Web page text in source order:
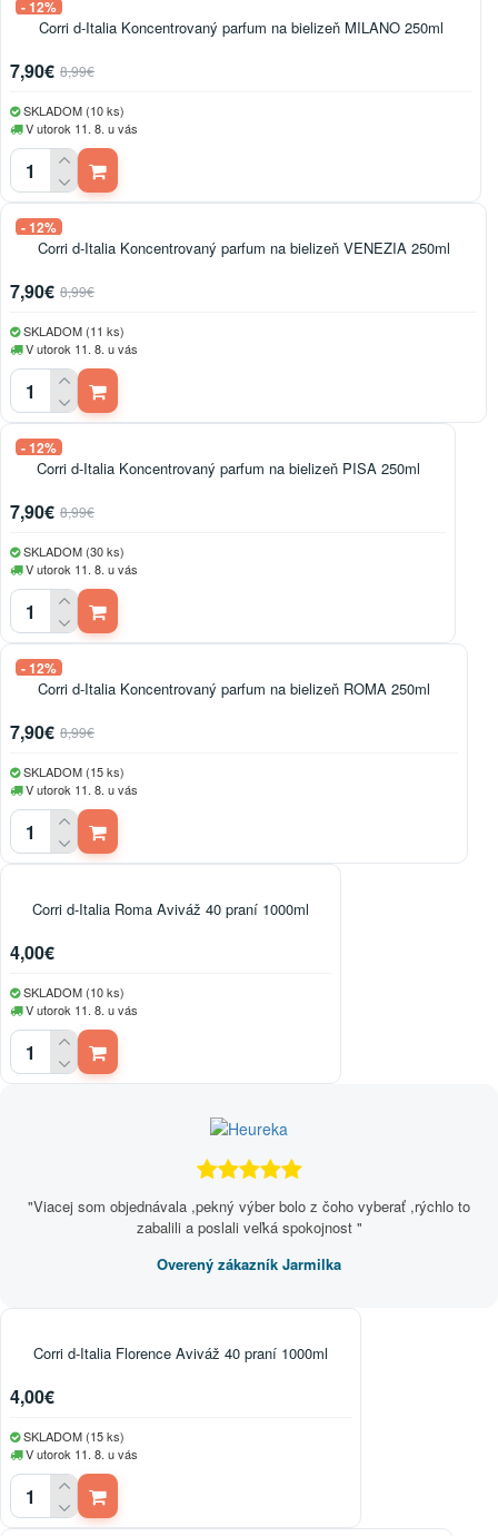
- 12%
Corri d-Italia Koncentrovaný parfum na bielizeň MILANO 250ml
7,90€ 8,99€
SKLADOM (10 ks)
V utorok 11. 8. u vás
- 12%
Corri d-Italia Koncentrovaný parfum na bielizeň VENEZIA 250ml
7,90€ 8,99€
SKLADOM (11 ks)
V utorok 11. 8. u vás
- 12%
Corri d-Italia Koncentrovaný parfum na bielizeň PISA 250ml
7,90€ 8,99€
SKLADOM (30 ks)
V utorok 11. 8. u vás
- 12%
Corri d-Italia Koncentrovaný parfum na bielizeň ROMA 250ml
7,90€ 8,99€
SKLADOM (15 ks)
V utorok 11. 8. u vás
Corri d-Italia Roma Aviváž 40 praní 1000ml
4,00€
SKLADOM (10 ks)
V utorok 11. 8. u vás
"Viacej som objednávala ,pekný výber bolo z čoho vyberať ,rýchlo to
zabalili a poslali veľká spokojnost "
Overený zákazník Jarmilka
Corri d-Italia Florence Aviváž 40 praní 1000ml
4,00€
SKLADOM (15 ks)
V utorok 11. 8. u vás